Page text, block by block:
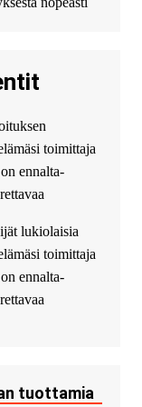
toimittaja
ennalta-
lukiolaisia
toimittaja
ennalta-
tuottamia